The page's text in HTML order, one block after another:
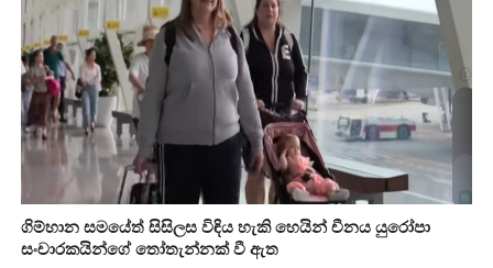
ගිම්හාන සමයේත් සිසිලස විඳිය හැකි හෙයින් චීනය යුරෝපා
සංචාරකයින්ගේ තෝතැන්නක් වී ඇත